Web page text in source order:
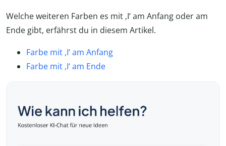
Welche weiteren Farben es mit ,I‘ am Anfang oder am
Ende gibt, erfährst du in diesem Artikel.
Farbe mit ,I‘ am Anfang
Farbe mit ,I‘ am Ende